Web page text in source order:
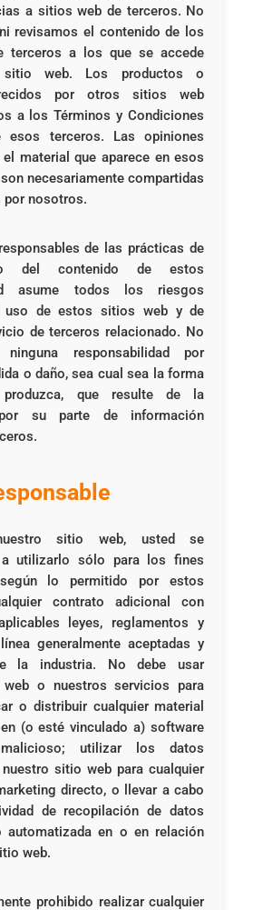
a sitios web de terceros. No
revisamos el contenido de los
terceros a los que se accede
web. Los productos o
por otros sitios web
a los Términos y Condiciones
esos terceros. Las opiniones
material que aparece en esos
necesariamente compartidas
por nosotros.
de las prácticas de
o del contenido de estos
asume todos los riesgos
uso de estos sitios web y de
de terceros relacionado. No
ninguna responsabilidad por
o daño, sea cual sea la forma
que resulte de la
su parte de información
sitio web, usted se
a utilizarlo sólo para los fines
lo permitido por estos
contrato adicional con
leyes, reglamentos y
generalmente aceptadas y
la industria. No debe usar
o nuestros servicios para
o distribuir cualquier material
(o esté vinculado a) software
utilizar los datos
sitio web para cualquier
directo, o llevar a cabo
de recopilación de datos
automatizada en o en relación
web.
prohibido realizar cualquier